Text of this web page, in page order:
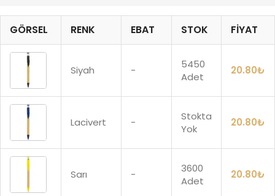
GÖRSEL RENK EBAT STOK FIYAT
Siyah -
5450
Adet
20.80₺
Lacivert -
Stokta
Yok
20.80₺
Sarı -
3600
Adet
20.80₺